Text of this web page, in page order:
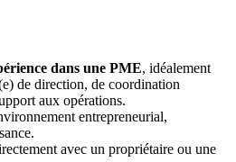
dans une PME, idéalement
de direction, de coordination
aux opérations.
entrepreneurial,
avec un propriétaire ou une